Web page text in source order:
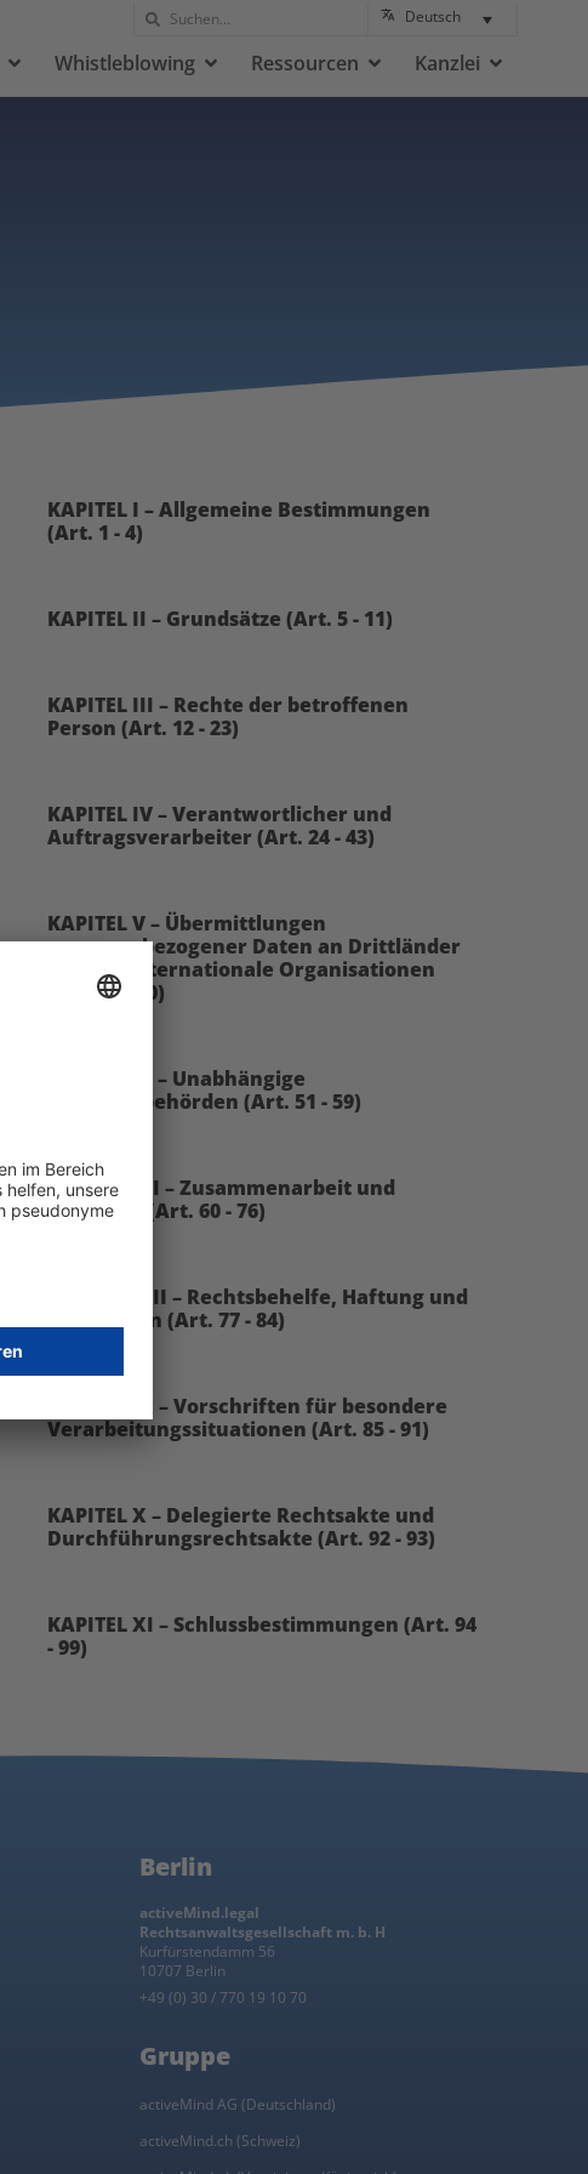
Deutsch
Whistleblowing Ressourcen Kanzlei
KAPITEL I – Allgemeine Bestimmungen
(Art. 1 - 4)
KAPITEL II – Grundsätze (Art. 5 - 11)
KAPITEL III – Rechte der betroffenen
Person (Art. 12 - 23)
KAPITEL IV – Verantwortlicher und
Auftragsverarbeiter (Art. 24 - 43)
KAPITEL V – Übermittlungen
personenbezogener Daten an Drittländer
oder an internationale Organisationen
(Art. 44 - 50)
KAPITEL VI – Unabhängige
Aufsichtsbehörden (Art. 51 - 59)
KAPITEL VII – Zusammenarbeit und
Kohärenz (Art. 60 - 76)
KAPITEL VIII – Rechtsbehelfe, Haftung und
Sanktionen (Art. 77 - 84)
KAPITEL IX – Vorschriften für besondere
Verarbeitungssituationen (Art. 85 - 91)
KAPITEL X – Delegierte Rechtsakte und
Durchführungsrechtsakte (Art. 92 - 93)
KAPITEL XI – Schlussbestimmungen (Art. 94
- 99)
Berlin
activeMind.legal
Rechtsanwaltsgesellschaft m. b. H
Kurfürstendamm 56
10707 Berlin
+49 (0) 30 / 770 19 10 70
Gruppe
activeMind AG (Deutschland)
activeMind.ch (Schweiz)